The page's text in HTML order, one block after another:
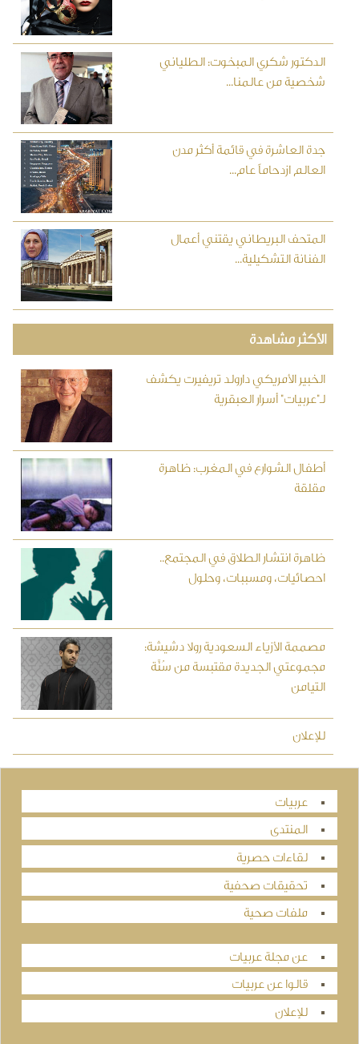
الدكتور شكري المبخوت: الطلياني
شخصية من عالمنا...
جدة العاشرة في قائمة أكثر مدن
العالم ازدحاماً عام...
المتحف البريطاني يقتني أعمال
الفنانة التشكيلية...
الأكثر مشاهدة
الخبير الأمريكي دارولد تريفيرت يكشف
لـ"عربيات" أسرار العبقرية
أطفال الشوارع في المغرب: ظاهرة
مقلقة
ظاهرة انتشار الطلاق في المجتمع..
احصائيات، ومسببات، وحلول
مصممة الأزياء السعودية رولا دشيشة:
مجموعتي الجديدة مقتبسة من سُنَّة
التيامن
للإعلان
عربيات
المنتدى
لقاءات حصرية
تحقيقات صحفية
ملفات صحية
عن مجلة عربيات
قالوا عن عربيات
للإعلان